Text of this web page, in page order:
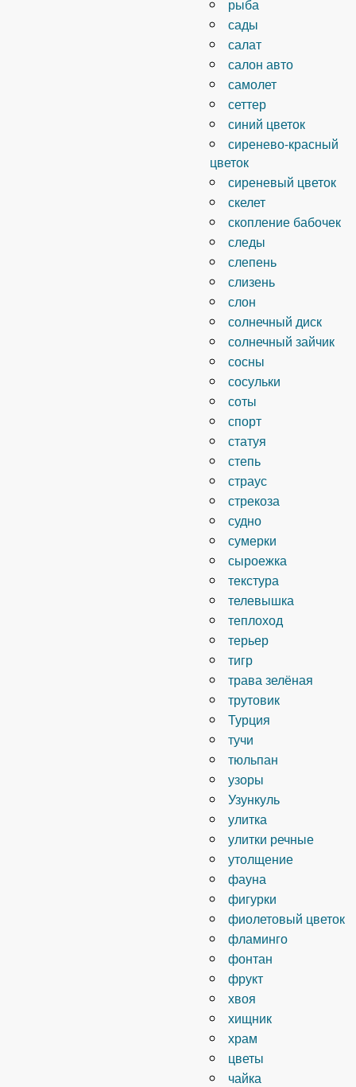
рыба
сады
салат
салон авто
самолет
сеттер
синий цветок
сиренево-красный
цветок
сиреневый цветок
скелет
скопление бабочек
следы
слепень
слизень
слон
солнечный диск
солнечный зайчик
сосны
сосульки
соты
спорт
статуя
степь
страус
стрекоза
судно
сумерки
сыроежка
текстура
телевышка
теплоход
терьер
тигр
трава зелёная
трутовик
Турция
тучи
тюльпан
узоры
Узункуль
улитка
улитки речные
утолщение
фауна
фигурки
фиолетовый цветок
фламинго
фонтан
фрукт
хвоя
хищник
храм
цветы
чайка